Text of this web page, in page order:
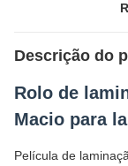
Descrição do
Rolo de
Macio para
Película de